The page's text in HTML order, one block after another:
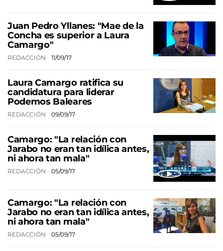
Juan Pedro Yllanes: "Mae de la
Concha es superior a Laura
Camargo"
REDACCIÓN 11/09/17
Laura Camargo ratifica su
candidatura para liderar
Podemos Baleares
REDACCIÓN 09/09/17
Camargo: "La relación con
Jarabo no eran tan idílica antes,
ni ahora tan mala"
REDACCIÓN 05/09/17
Camargo: "La relación con
Jarabo no eran tan idílica antes,
ni ahora tan mala"
REDACCIÓN 05/09/17